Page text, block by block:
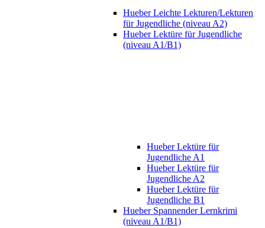
Hueber Leichte Lekturen/Lekturen
für Jugendliche (niveau A2)
Hueber Lektüre für Jugendliche
(niveau A1/B1)
Hueber Lektüre für
Jugendliche A1
Hueber Lektüre für
Jugendliche A2
Hueber Lektüre für
Jugendliche B1
Hueber Spannender Lernkrimi
(niveau A1/B1)